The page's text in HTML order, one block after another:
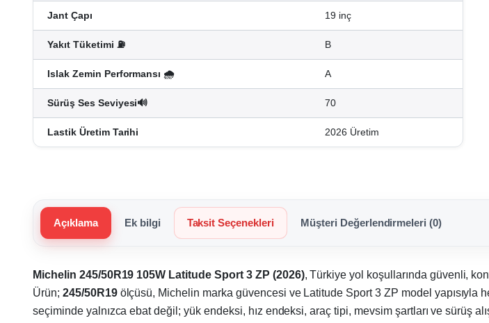
Jant Çapı 19 inç
Yakıt Tüketimi ⛽ B
Islak Zemin Performansı 🌧️ A
Sürüş Ses Seviyesi🔊 70
Lastik Üretim Tarihi 2026 Üretim
Açıklama Ek bilgi Taksit Seçenekleri Müşteri Değerlendirmeleri (0)
Michelin 245/50R19 105W Latitude Sport 3 ZP (2026), Türkiye yol koşullarında güvenli,
Ürün; 245/50R19ölçüsü, Michelin marka güvencesi ve Latitude Sport 3 ZP model
seçiminde yalnızca ebat değil; yük endeksi, hız endeksi, araç tipi, mevsim şartları ve sürüş